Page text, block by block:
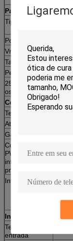
Painel solar
Tipo
Poder máximo
Vmp
30.5V
Tamanho
Peso
25 anos de garantia
os painéis 2pcs
Controlador
Tensão
Atual
Garantia
Controlador de
PWM, exposição de
inteligente;
proteções.
Interruptor
Inversor
Tensão de
entrada